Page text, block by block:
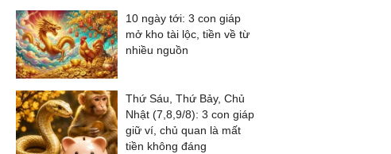
10 ngày tới: 3 con giáp
mở kho tài lộc, tiền về từ
nhiều nguồn
Thứ Sáu, Thứ Bảy, Chủ
Nhật (7,8,9/8): 3 con giáp
giữ ví, chủ quan là mất
tiền không đáng